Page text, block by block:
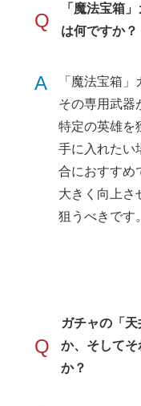
Q
「魔法宝箱
は何ですか？
A
「魔法宝箱
その専用武器
特定の英雄を
手に入れたい
合におすすめ
大きく向上さ
狙うべきです。
Q
ガチャの「
か、そして
か？